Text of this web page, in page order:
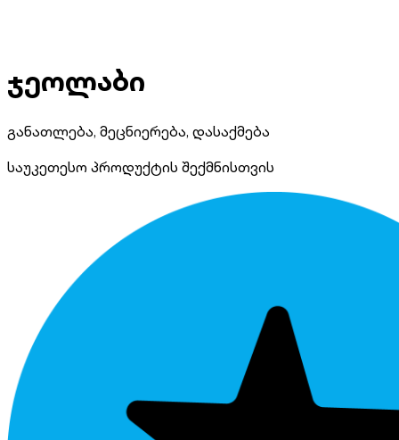
ჯეოლაბი
განათლება, მეცნიერება, დასაქმება
საუკეთესო პროდუქტის შექმნისთვის